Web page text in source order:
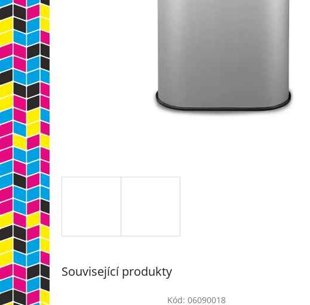
Související produkty
Kód: 06090018